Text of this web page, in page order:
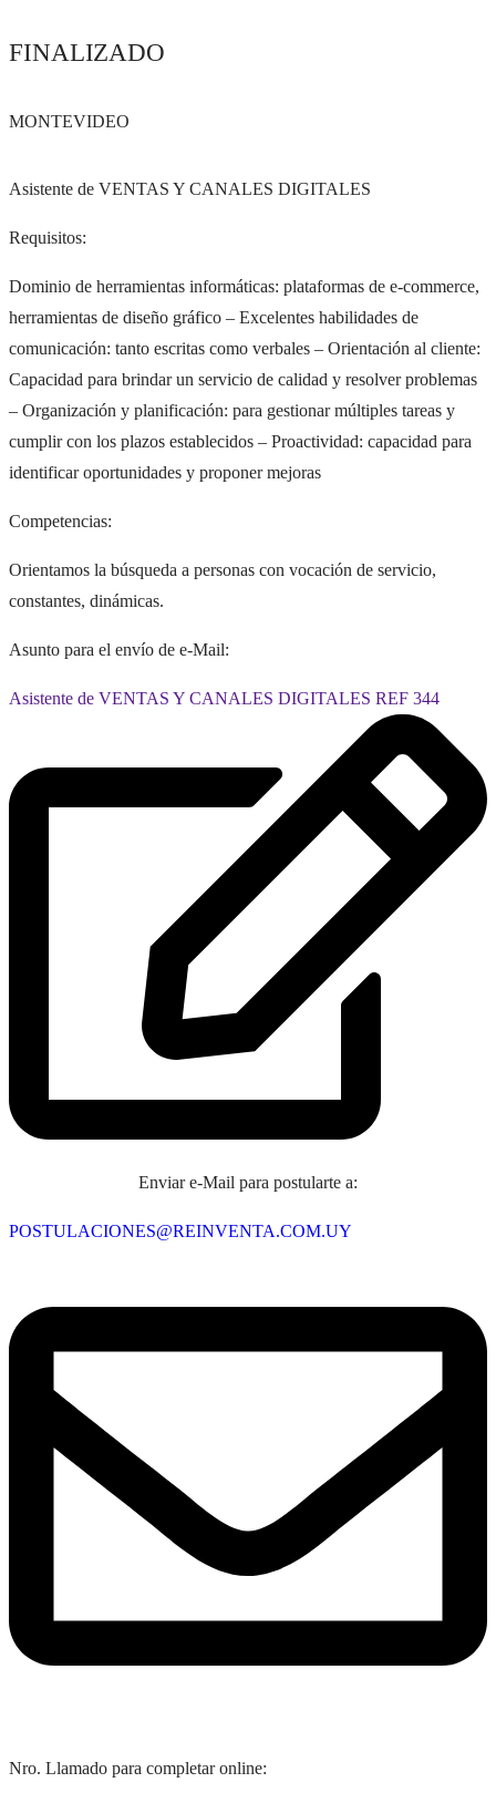
FINALIZADO
MONTEVIDEO
Asistente de VENTAS Y CANALES DIGITALES
Requisitos:
Dominio de herramientas informáticas: plataformas de e-commerce,
herramientas de diseño gráfico – Excelentes habilidades de
comunicación: tanto escritas como verbales – Orientación al cliente:
Capacidad para brindar un servicio de calidad y resolver problemas
– Organización y planificación: para gestionar múltiples tareas y
cumplir con los plazos establecidos – Proactividad: capacidad para
identificar oportunidades y proponer mejoras
Competencias:
Orientamos la búsqueda a personas con vocación de servicio,
constantes, dinámicas.
Asunto para el envío de e-Mail:
Asistente de VENTAS Y CANALES DIGITALES REF 344
Enviar e-Mail para postularte a:
POSTULACIONES@REINVENTA.COM.UY
Nro. Llamado para completar online: